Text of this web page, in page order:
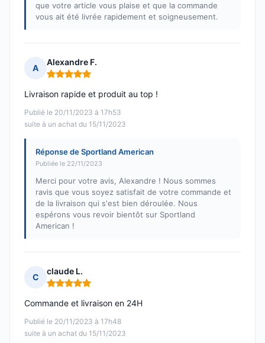
que votre article vous plaise et que la commande
vous ait été livrée rapidement et soigneusement.
A
Alexandre F.
Note : 5 sur 5
Publié le 20/11/2023 à 17h53
suite à un achat du 15/11/2023
Livraison rapide et produit au top !
Réponse de Sportland American
Publiée le 22/11/2023
Merci pour votre avis, Alexandre ! Nous sommes
ravis que vous soyez satisfait de votre commande et
de la livraison qui s'est bien déroulée. Nous
espérons vous revoir bientôt sur Sportland
American !
C
claude L.
Note : 5 sur 5
Publié le 20/11/2023 à 17h48
suite à un achat du 15/11/2023
Commande et livraison en 24H